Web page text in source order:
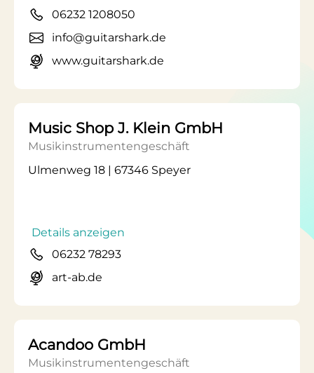
06232 1208050
info@guitarshark.de
www.guitarshark.de
Music Shop J. Klein GmbH
Musikinstrumentengeschäft
Ulmenweg 18 | 67346 Speyer
Details anzeigen
06232 78293
art-ab.de
Acandoo GmbH
Musikinstrumentengeschäft